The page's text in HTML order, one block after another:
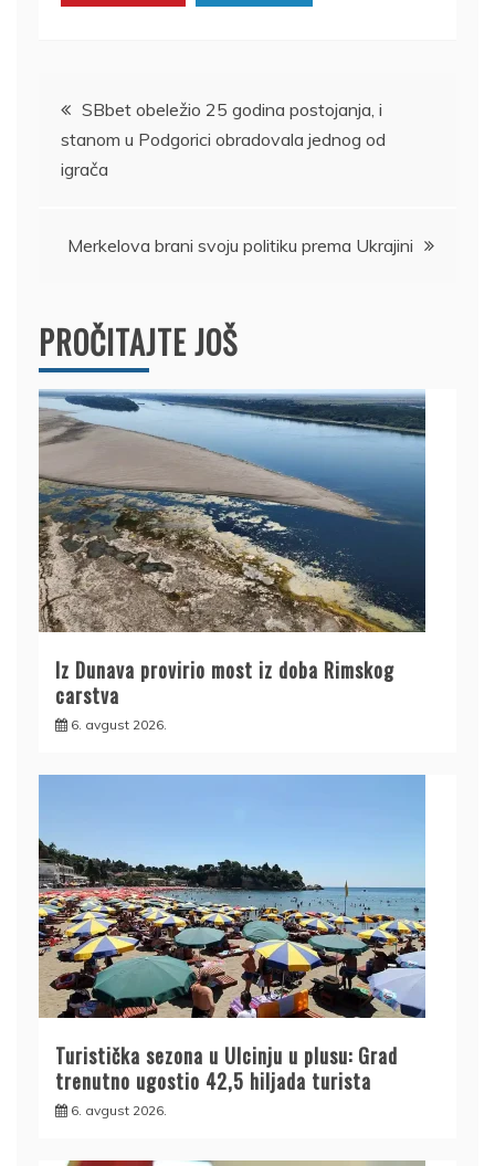
Kretanje
članka
SBbet obeležio 25 godina postojanja, i
stanom u Podgorici obradovala jednog od
igrača
Merkelova brani svoju politiku prema Ukrajini
PROČITAJTE JOŠ
Iz Dunava provirio most iz doba Rimskog
carstva
6. avgust 2026.
Turistička sezona u Ulcinju u plusu: Grad
trenutno ugostio 42,5 hiljada turista
6. avgust 2026.